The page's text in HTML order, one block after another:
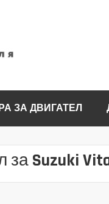
ЗА ДВИГАТЕЛ
за Suzuki